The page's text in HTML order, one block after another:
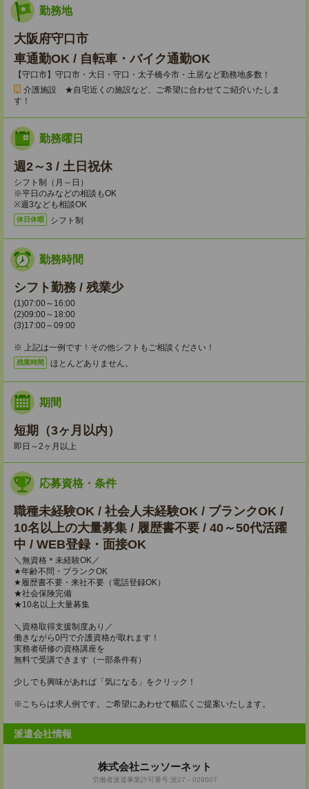
勤務地
大阪府守口市
車通勤OK / 自転車・バイク通勤OK
【守口市】守口市・大日・守口・太子橋今市・土居など勤務地多数！
介護施設 ★自宅近くの施設など、ご希望に合わせてご紹介いたしま
す！
勤務曜日
週2～3 / 土日祝休
シフト制（月～日）
※平日のみなどの相談もOK
※週3なども相談OK
休日休暇 シフト制
勤務時間
シフト勤務 / 残業少
(1)07:00～16:00
(2)09:00～18:00
(3)17:00～09:00
※ 上記は一例です！その他シフトもご相談ください！
残業時間 ほとんどありません。
期間
短期（3ヶ月以内）
即日～2ヶ月以上
応募資格・条件
職種未経験OK / 社会人未経験OK / ブランクOK /
10名以上の大量募集 / 履歴書不要 / 40～50代活躍
中 / WEB登録・面接OK
＼無資格＊未経験OK／
★年齢不問・ブランクOK
★履歴書不要・来社不要（電話登録OK）
★社会保険完備
★10名以上大量募集
＼資格取得支援制度あり／
働きながら0円で介護資格が取れます！
実務者研修の資格講座を
無料で受講できます（一部条件有）
少しでも興味があれば「気になる」をクリック！
※こちらは求人例です。ご希望にあわせて幅広くご提案いたします。
派遣会社情報
株式会社ニッソーネット
労働者派遣事業許可番号:派27－029007